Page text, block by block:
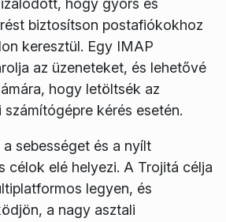
hogy gyors és
biztosítson postafiókokhoz
keresztül. Egy IMAP
az üzeneteket, és lehetővé
hogy letöltsék az
kérés esetén.
sebességet és a nyílt
célok elé helyezi. A Trojitá célja
legyen, és
a nagy asztali